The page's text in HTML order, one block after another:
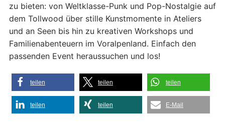
zu bieten: von Weltklasse-Punk und Pop-Nostalgie auf
dem Tollwood über stille Kunstmomente in Ateliers
und an Seen bis hin zu kreativen Workshops und
Familienabenteuern im Voralpenland. Einfach den
passenden Event heraussuchen und los!
teilen teilen teilen
teilen teilen E-Mail